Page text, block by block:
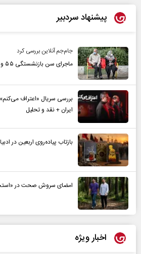
پیشنهاد سردبیر
جام‌جم آنلاین بررسی کرد
ماجرای سن بازنشستگی ۵۵ و ۶۲ ساله چیست؟
بررسی سریال «اعتراف
ایران + نقد و تحلیل
بازتاب پیاده‌روی اربعین در
امضای سروش صحت در
اخبار ویژه